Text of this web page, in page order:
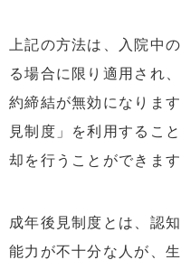
上記の方法は、入院中
る場合に限り適用され
約締結が無効になりま
見制度」を利用するこ
却を行うことができます
成年後見制度とは、認
能力が不十分な人が、